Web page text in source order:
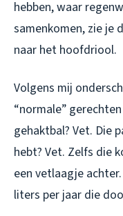
hebben, waar
samenkomen, zie je
naar het hoofdriool.
Volgens mij
“normale”
gehaktbal? Vet. Die
hebt? Vet. Zelfs die
een vetlaagje
liters per jaar die